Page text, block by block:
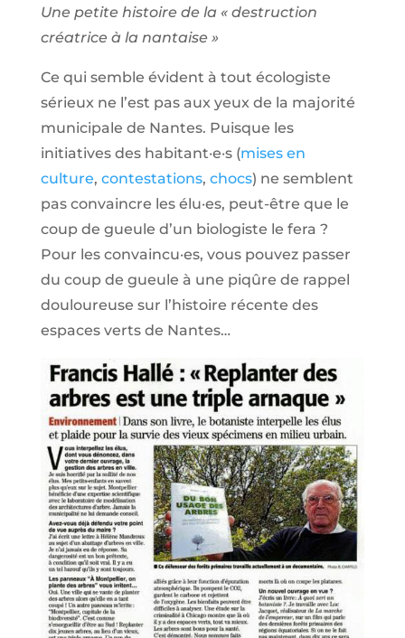
Une petite histoire de la « destruction
créatrice à la nantaise »
Ce qui semble évident à tout écologiste
sérieux ne l’est pas aux yeux de la majorité
municipale de Nantes. Puisque les
initiatives des habitant·e·s (mises en
culture, contestations, chocs) ne semblent
pas convaincre les élu·es, peut-être que le
coup de gueule d’un biologiste le fera ?
Pour les convaincu·es, vous pouvez passer
du coup de gueule à une piqûre de rappel
douloureuse sur l’histoire récente des
espaces verts de Nantes…